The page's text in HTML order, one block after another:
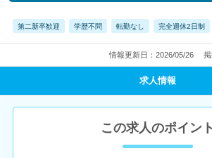
第二新卒歓迎 学歴不問 転勤なし 完全週休2日制
情報更新日：2026/05/26
求人情報
この求人のポイント